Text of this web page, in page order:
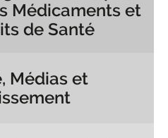
Médicaments et
de Santé
Médias et